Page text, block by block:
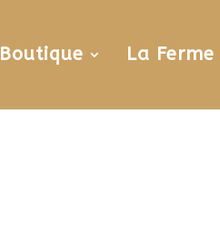
Boutique La Ferme